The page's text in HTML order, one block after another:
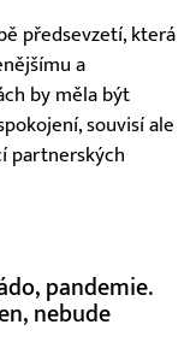
předsevzetí, která
a
by měla být
souvisí ale
partnerských
pandemie.
nebude